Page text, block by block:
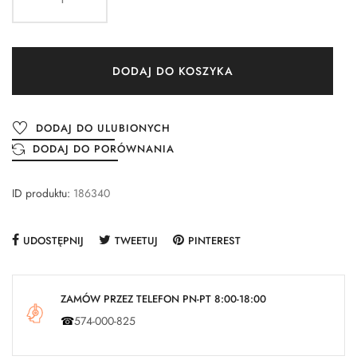
DODAJ DO KOSZYKA
DODAJ DO ULUBIONYCH
DODAJ DO PORÓWNANIA
ID produktu: 186340
UDOSTĘPNIJ TWEETUJ PINTEREST
ZAMÓW PRZEZ TELEFON PN-PT 8:00-18:00
☎574-000-825